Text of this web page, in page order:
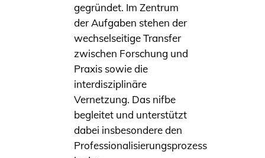
gegründet. Im Zentrum
der Aufgaben stehen der
wechselseitige Transfer
zwischen Forschung und
Praxis sowie die
interdisziplinäre
Vernetzung. Das nifbe
begleitet und unterstützt
dabei insbesondere den
Professionalisierungsprozess